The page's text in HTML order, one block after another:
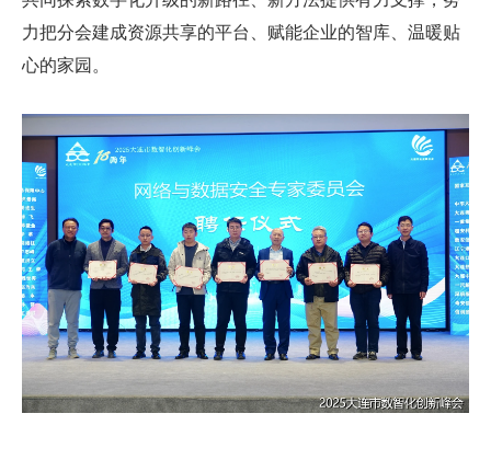
力把分会建成资源共享的平台、赋能企业的智库、温暖贴
心的家园。